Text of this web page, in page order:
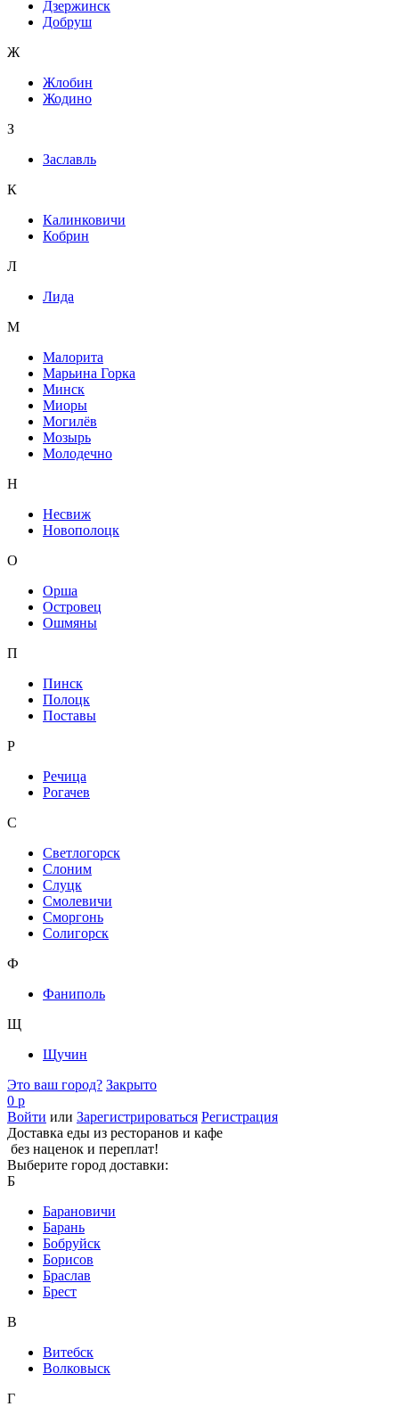
Дзержинск
Добруш
Ж
Жлобин
Жодино
З
Заславль
К
Калинковичи
Кобрин
Л
Лида
М
Малорита
Марьина Горка
Минск
Миоры
Могилёв
Мозырь
Молодечно
Н
Несвиж
Новополоцк
О
Орша
Островец
Ошмяны
П
Пинск
Полоцк
Поставы
Р
Речица
Рогачев
С
Светлогорск
Слоним
Слуцк
Смолевичи
Сморгонь
Солигорск
Ф
Фаниполь
Щ
Щучин
Это ваш город? Закрыто
0 р
Войти или Зарегистрироваться Регистрация
Доставка еды из ресторанов и кафе
без наценок и переплат!
Выберите город доставки:
Б
Барановичи
Барань
Бобруйск
Борисов
Браслав
Брест
В
Витебск
Волковыск
Г